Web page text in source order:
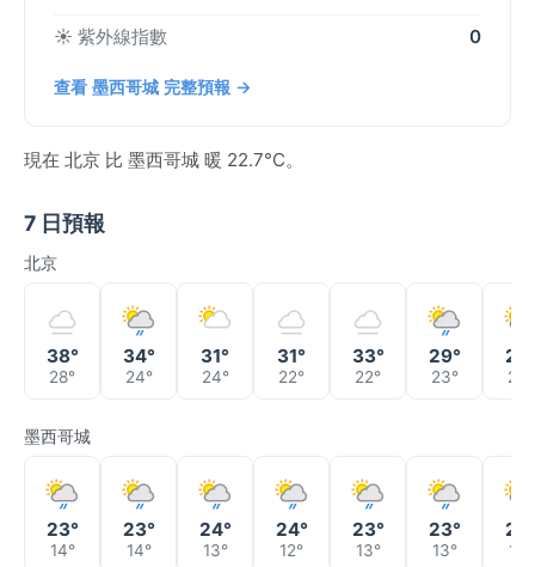
☀️ 紫外線指數 0
查看 墨西哥城 完整預報 →
現在 北京 比 墨西哥城 暖 22.7°C。
7 日預報
北京
38°
28°
34°
24°
31°
24°
31°
22°
33°
22°
29°
23° 22°
墨西哥城
23°
14°
23°
14°
24°
13°
24°
12°
23°
13°
23°
13° 14°